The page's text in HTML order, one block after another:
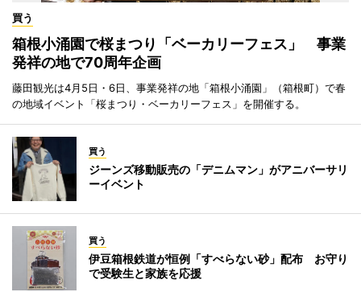
買う
箱根小涌園で桜まつり「ベーカリーフェス」 事業
発祥の地で70周年企画
藤田観光は4月5日・6日、事業発祥の地「箱根小涌園」（箱根町）で春
の地域イベント「桜まつり・ベーカリーフェス」を開催する。
買う
ジーンズ移動販売の「デニムマン」がアニバーサリ
ーイベント
買う
伊豆箱根鉄道が恒例「すべらない砂」配布 お守り
で受験生と家族を応援